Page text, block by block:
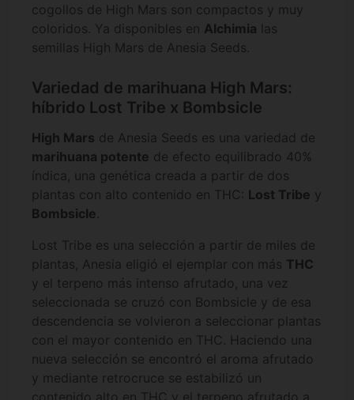
cogollos de High Mars son compactos y muy
coloridos. Ya disponibles en Alchimia las
semillas High Mars de Anesia Seeds.
Variedad de marihuana High Mars:
híbrido Lost Tribe x Bombsicle
High Mars de Anesia Seeds es una variedad de
marihuana potente de efecto equilibrado 40%
índica, una genética creada a partir de dos
plantas con alto contenido en THC: Lost Tribe y
Bombsicle.
Lost Tribe es una selección a partir de miles de
plantas, Anesia eligió el ejemplar con más THC
y el terpeno más intenso afrutado, una vez
seleccionada se cruzó con Bombsicle y de esa
descendencia se volvieron a seleccionar plantas
con el mayor contenido en THC. Haciendo una
nueva selección se encontró el aroma afrutado
y mediante retrocruce se estabilizó un